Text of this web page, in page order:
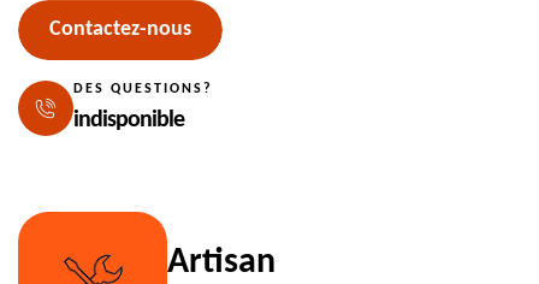
Contactez-nous
DES QUESTIONS?
indisponible
Artisan